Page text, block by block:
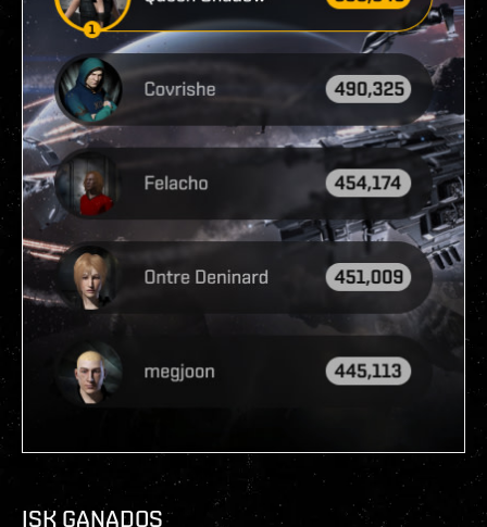
ISK GANADOS